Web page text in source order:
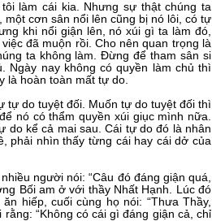
làm cái kia. Nhưng sự thật chúng ta
cơn sân nổi lên cũng bị nó lôi, có tự
khi nổi giận lên, nó xúi gì ta làm đó,
đã muộn rồi. Cho nên quan trọng là
ta không làm. Đừng để tham sân si
Ngày nay không có quyền làm chủ thì
là hoàn toàn mất tự do.
tự do tuyệt đối. Muốn tự do tuyệt đối thì
nó có thẩm quyền xúi giục mình nữa.
do kể cả mai sau. Cái tự do đó là nhân
phải nhìn thấy từng cái hay cái dở của
người nói: “Câu đó đáng giận quá,
Bối am ở với thầy Nhất Hạnh. Lúc đó
hiếp, cuối cùng họ nói: “Thưa Thầy,
“Không có cái gì đáng giận cả, chỉ